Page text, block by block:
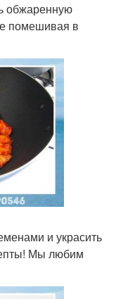
обжаренную
помешивая в
и украсить
Мы любим